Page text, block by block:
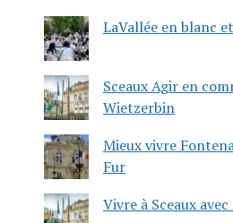
LaVallée en blanc
Sceaux Agir en
Wietzerbin
Mieux vivre
Fur
Vivre à Sceaux